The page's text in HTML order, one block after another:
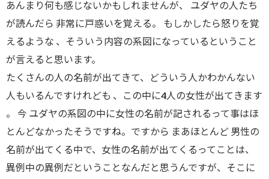
あんまり何も感じないかもしれませんが、 ユダヤの人たち
が読んだら 非常に戸惑いを覚える。 もしかしたら怒りを覚
えるような 、そういう内容の系図になっているということ
が言えると思います。
たくさんの人の名前が出てきて、どういう人かわかんない
人もいるんですけれども 、この中に4人の女性が出てきます
。 今 ユダヤの系図の中に女性の名前が記されるって事はほ
とんどなかったそうですね。ですから まあほとんど 男性の
名前が出てくる中で、女性の名前が出てくるってことは、
異例中の異例だということなんだと思うんですが、そこに